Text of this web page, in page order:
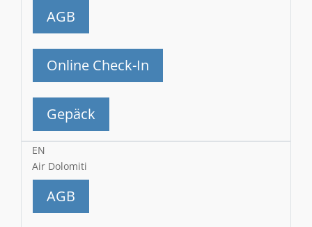
AGB
Online Check-In
Gepäck
EN
Air Dolomiti
AGB